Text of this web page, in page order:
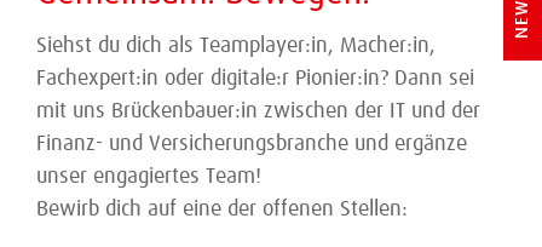
Siehst du dich als Teamplayer:in, Macher:in,
Fachexpert:in oder digitale:r Pionier:in? Dann sei
mit uns Brückenbauer:in zwischen der IT und der
Finanz- und Versicherungsbranche und ergänze
unser engagiertes Team! ​
Bewirb dich auf eine der offenen Stellen: